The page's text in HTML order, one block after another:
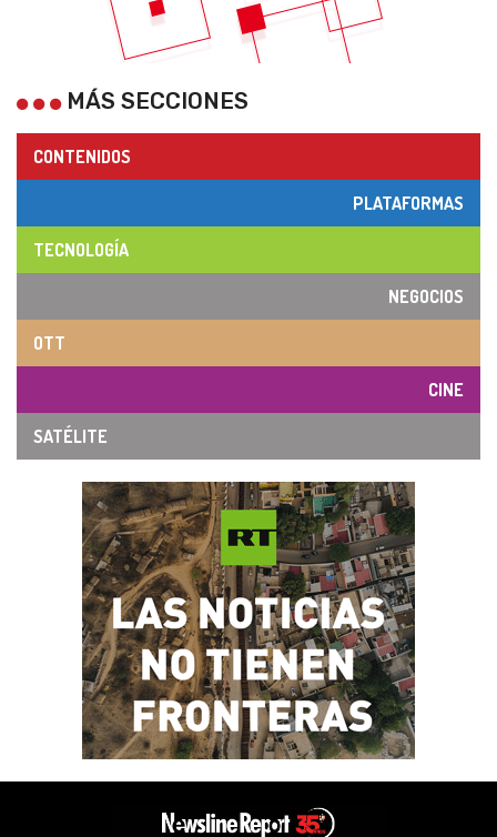
MÁS SECCIONES
CONTENIDOS
PLATAFORMAS
TECNOLOGÍA
NEGOCIOS
OTT
CINE
SATÉLITE